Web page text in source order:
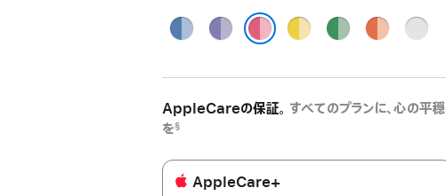
ブ
パ
イ
エ
グ
オ
シ
AppleCareの保証。 すべてのプランに、心の平穏
を§
AppleCare+